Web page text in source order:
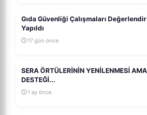
Gıda Güvenliği Çalışmaları
Yapıldı
17 gün önce
SERA ÖRTÜLERİNİN YENİLENMESİ
DESTEĞİ...
1 ay önce